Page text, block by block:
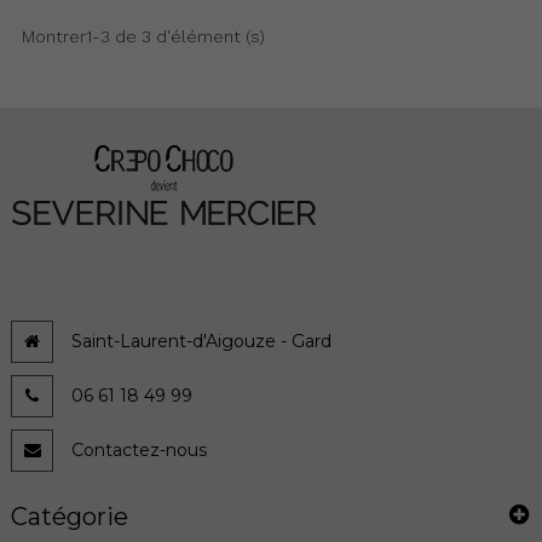
Montrer1-3 de 3 d'élément (s)
Saint-Laurent-d'Aigouze - Gard
06 61 18 49 99
Contactez-nous
Catégorie